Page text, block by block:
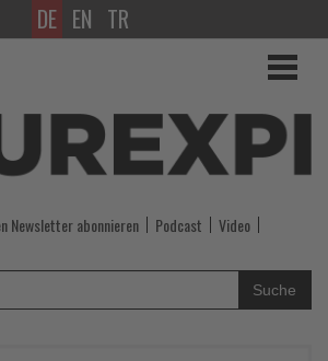
DE EN TR
Newsletter abonnieren Podcast
Video
Suche